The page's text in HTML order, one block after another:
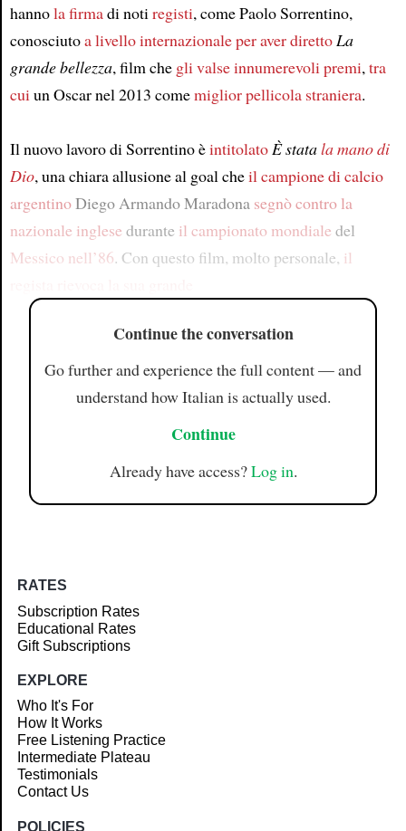
hannola firmadi notiregisti, come Paolo Sorrentino,
conosciutoa livello internazionaleper aver direttoLa
grande bellezza, film che gli valse innumerevoli premi,tra
cuiun Oscar nel 2013 comemiglior pellicola straniera.
Il nuovo lavoro di Sorrentino èintitolatoÈ statala mano di
Dio, una chiara allusione al goal cheil campione di calcio
argentinoDiego Armando Maradona segnò contro la
nazionale inglese durante il campionato mondiale del
Messico nell’86. Con questo film, molto personale, il
Continue the conversation
Go further and experience the full content — and
understand how Italian is actually used.
Continue
Already have access?Log in.
RATES
Subscription Rates
Educational Rates
Gift Subscriptions
EXPLORE
Who It's For
How It Works
Free Listening Practice
Intermediate Plateau
Testimonials
Contact Us
POLICIES